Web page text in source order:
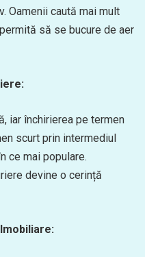
Oamenii caută mai mult
să se bucure de aer
iar închirierea pe termen
scurt prin intermediul
ce mai populare.
devine o cerință